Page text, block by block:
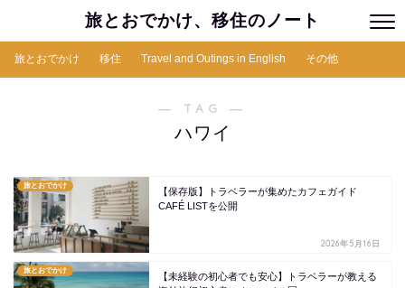
旅とおでかけ、移住のノート
旅とおでかけ 移住 Travel and Outings in English その他
― TAG ―
ハワイ
旅とおでかけ
【保存版】トラベラーが集めたカフェガイド
CAFÉ LISTを公開
2026年5月16日
旅とおでかけ
【未経験の初心者でも安心】トラベラーが教える